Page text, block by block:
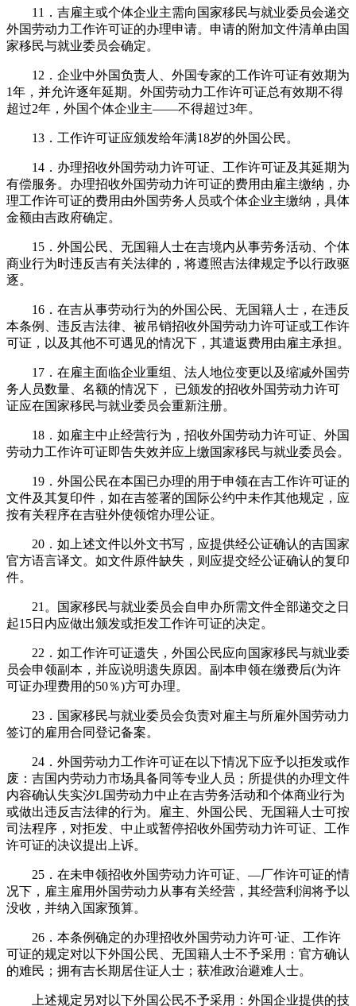
11．吉雇主或个体企业主需向国家移民与就业委员会递交
外国劳动力工作许可证的办理申请。申请的附加文件清单由国
家移民与就业委员会确定。
12．企业中外国负责人、外国专家的工作许可证有效期为
1年，并允许逐年延期。外国劳动力工作许可证总有效期不得
超过2年，外国个体企业主——不得超过3年。
13．工作许可证应颁发给年满18岁的外国公民。
14．办理招收外国劳动力许可证、工作许可证及其延期为
有偿服务。办理招收外国劳动力许可证的费用由雇主缴纳，办
理工作许可证的费用由外国劳务人员或个体企业主缴纳，具体
金额由吉政府确定。
15．外国公民、无国籍人士在吉境内从事劳务活动、个体
商业行为时违反吉有关法律的，将遵照吉法律规定予以行政驱
逐。
16．在吉从事劳动行为的外国公民、无国籍人士，在违反
本条例、违反吉法律、被吊销招收外国劳动力许可证或工作许
可证，以及其他不可遇见的情况下，其遣返费用由雇主承担。
17．在雇主面临企业重组、法人地位变更以及缩减外国劳
务人员数量、名额的情况下， 已颁发的招收外国劳动力许可
证应在国家移民与就业委员会重新注册。
18．如雇主中止经营行为，招收外国劳动力许可证、外国
劳动力工作许可证即告失效并应上缴国家移民与就业委员会。
19．外国公民在本国已办理的用于申领在吉工作许可证的
文件及其复印件，如在吉签署的国际公约中未作其他规定，应
按有关程序在吉驻外使领馆办理公证。
20．如上述文件以外文书写，应提供经公证确认的吉国家
官方语言译文。如文件原件缺失，则应提交经公证确认的复印
件。
21。国家移民与就业委员会自申办所需文件全部递交之日
起15日内应做出颁发或拒发工作许可证的决定。
22．如工作许可证遗失，外国公民应向国家移民与就业委
员会申领副本，并应说明遗失原因。副本申领在缴费后(为许
可证办理费用的50％)方可办理。
23．国家移民与就业委员会负责对雇主与所雇外国劳动力
签订的雇用合同登记备案。
24．外国劳动力工作许可证在以下情况下应予以拒发或作
废：吉国内劳动力市场具备同等专业人员；所提供的办理文件
内容确认失实汐L国劳动力中止在吉劳务活动和个体商业行为
或做出违反吉法律的行为。雇主、外国公民、无国籍人士可按
司法程序，对拒发、中止或暂停招收外国劳动力许可证、工作
许可证的决议提出上诉。
25．在未申领招收外国劳动力许可证、—厂作许可证的情
况下，雇主雇用外国劳动力从事有关经营，其经营利润将予以
没收，并纳入国家预算。
26．本条例确定的办理招收外国劳动力许可·证、工作许
可证的规定对以下外国公民、无国籍人士不予采用：官方确认
的难民；拥有吉长期居住证人士；获准政治避难人士。
上述规定另对以下外国公民不予采用：外国企业提供的技